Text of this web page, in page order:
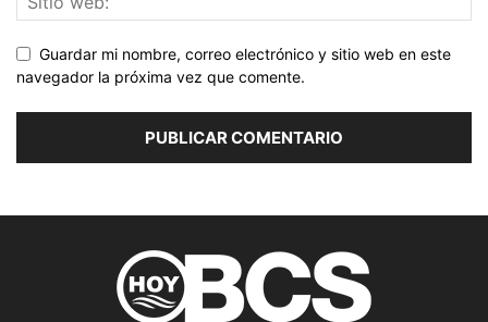
Guardar mi nombre, correo electrónico y sitio web en este
navegador la próxima vez que comente.